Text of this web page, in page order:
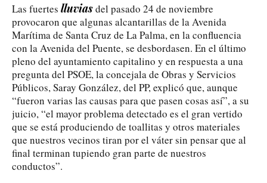
Las fuertes lluviasdel pasado 24 de noviembre
provocaron que algunas alcantarillas de la Avenida
Marítima de Santa Cruz de La Palma, en la confluencia
con la Avenida del Puente, se desbordasen. En el último
pleno del ayuntamiento capitalino y en respuesta a una
pregunta del PSOE, la concejala de Obras y Servicios
Públicos, Saray González, del PP, explicó que, aunque
“fueron varias las causas para que pasen cosas así”, a su
juicio, “el mayor problema detectado es el gran vertido
que se está produciendo de toallitas y otros materiales
que nuestros vecinos tiran por el váter sin pensar que al
final terminan tupiendo gran parte de nuestros
conductos”.